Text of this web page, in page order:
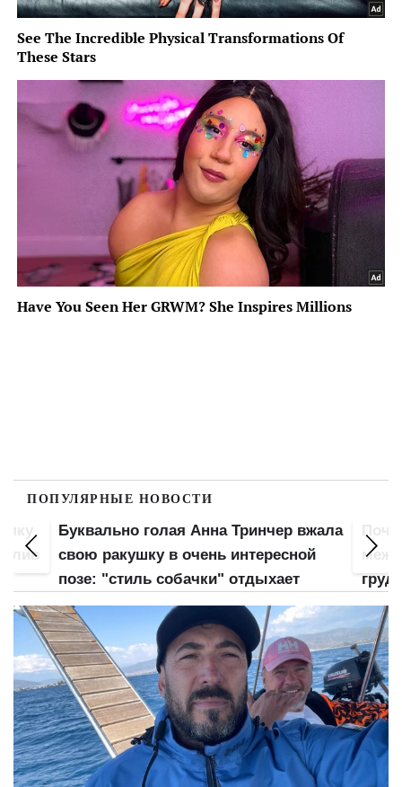
ПОПУЛЯРНЫЕ НОВОСТИ
Буквально голая Анна Тринчер вжала
свою ракушку в очень интересной
позе: "стиль собачки" отдыхает